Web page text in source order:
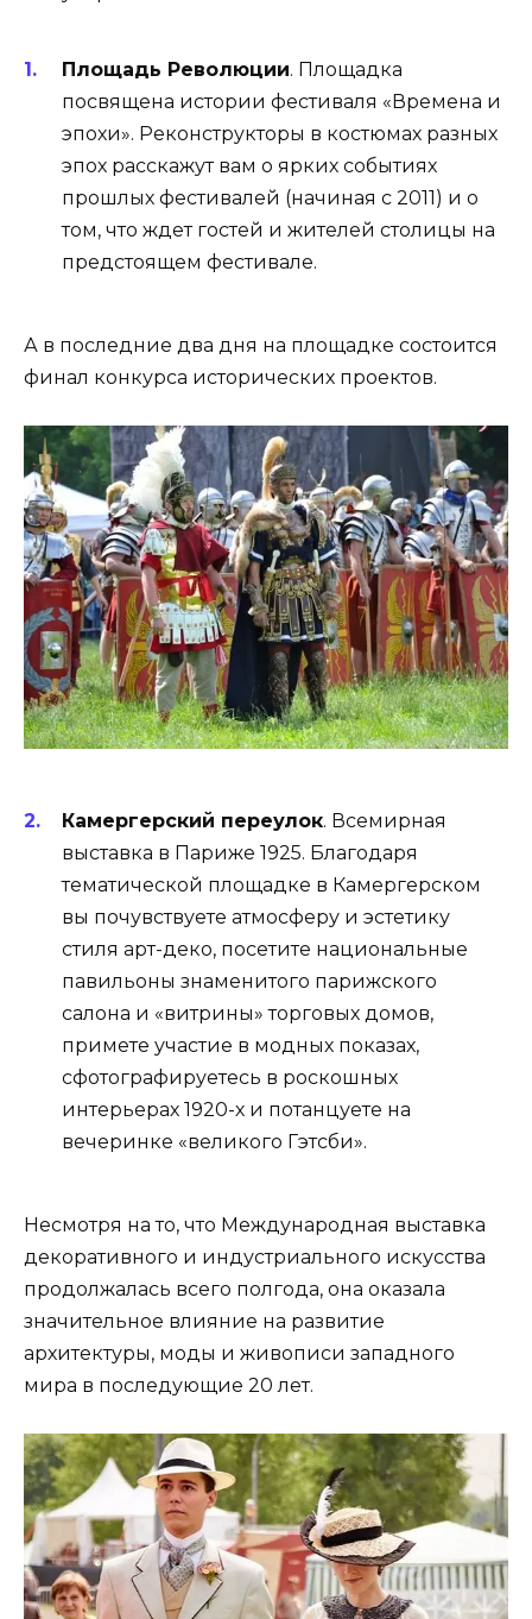
Площадь Революции. Площадка
посвящена истории фестиваля «Времена и
эпохи». Реконструкторы в костюмах разных
эпох расскажут вам о ярких событиях
прошлых фестивалей (начиная с 2011) и о
том, что ждет гостей и жителей столицы на
предстоящем фестивале.
А в последние два дня на площадке состоится
финал конкурса исторических проектов.
Камергерский переулок. Всемирная
выставка в Париже 1925. Благодаря
тематической площадке в Камергерском
вы почувствуете атмосферу и эстетику
стиля арт-деко, посетите национальные
павильоны знаменитого парижского
салона и «витрины» торговых домов,
примете участие в модных показах,
сфотографируетесь в роскошных
интерьерах 1920-х и потанцуете на
вечеринке «великого Гэтсби».
Несмотря на то, что Международная выставка
декоративного и индустриального искусства
продолжалась всего полгода, она оказала
значительное влияние на развитие
архитектуры, моды и живописи западного
мира в последующие 20 лет.